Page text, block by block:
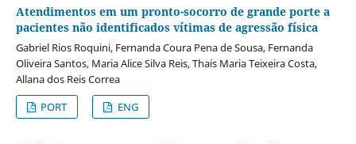
Atendimentos em um pronto-socorro de grande porte a
pacientes não identificados vítimas de agressão física
Gabriel Rios Roquini, Fernanda Coura Pena de Sousa, Fernanda
Oliveira Santos, Maria Alice Silva Reis, Thais Maria Teixeira Costa,
Allana dos Reis Correa
PORT
ENG